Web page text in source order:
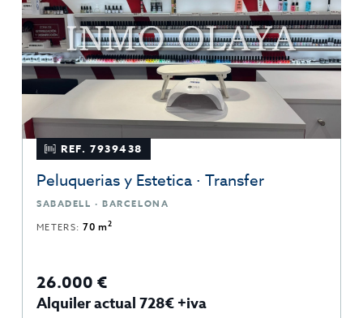
REF. 7939438
Peluquerias y Estetica · Transfer
SABADELL · BARCELONA
METERS:70 m2
26.000 €
Alquiler actual 728€ +iva